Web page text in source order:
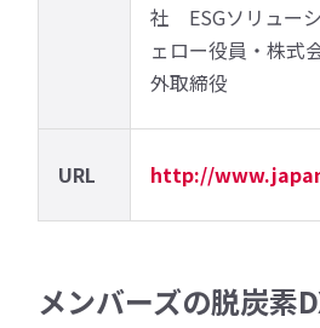
社 ESGソリュー
ェロー役員・株
外取締役
URL http://
メンバーズの脱炭素